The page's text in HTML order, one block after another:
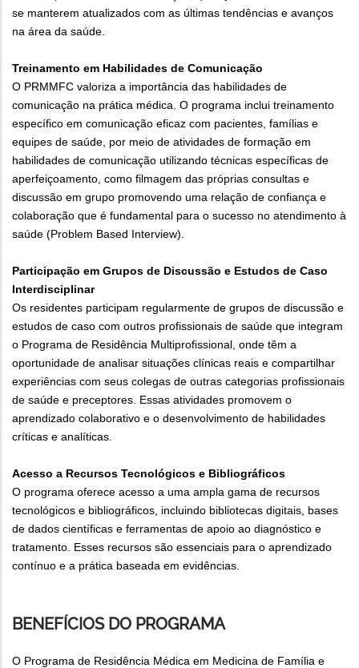
se manterem atualizados com as últimas tendências e avanços
na área da saúde.
Treinamento em Habilidades de Comunicação
O PRMMFC valoriza a importância das habilidades de
comunicação na prática médica. O programa inclui treinamento
específico em comunicação eficaz com pacientes, famílias e
equipes de saúde, por meio de atividades de formação em
habilidades de comunicação utilizando técnicas específicas de
aperfeiçoamento, como filmagem das próprias consultas e
discussão em grupo promovendo uma relação de confiança e
colaboração que é fundamental para o sucesso no atendimento à
saúde (Problem Based Interview).
Participação em Grupos de Discussão e Estudos de Caso
Interdisciplinar
Os residentes participam regularmente de grupos de discussão e
estudos de caso com outros profissionais de saúde que integram
o Programa de Residência Multiprofissional, onde têm a
oportunidade de analisar situações clínicas reais e compartilhar
experiências com seus colegas de outras categorias profissionais
de saúde e preceptores. Essas atividades promovem o
aprendizado colaborativo e o desenvolvimento de habilidades
críticas e analíticas.
Acesso a Recursos Tecnológicos e Bibliográficos
O programa oferece acesso a uma ampla gama de recursos
tecnológicos e bibliográficos, incluindo bibliotecas digitais, bases
de dados científicas e ferramentas de apoio ao diagnóstico e
tratamento. Esses recursos são essenciais para o aprendizado
contínuo e a prática baseada em evidências.
BENEFÍCIOS DO PROGRAMA
O Programa de Residência Médica em Medicina de Família e